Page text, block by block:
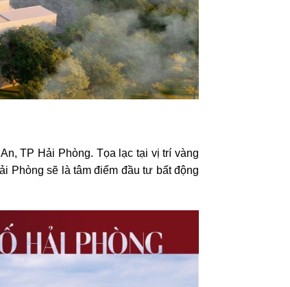
TP Hải Phòng. Tọa lạc tại vị trí vàng
Phòng sẽ là tâm điểm đầu tư bất động